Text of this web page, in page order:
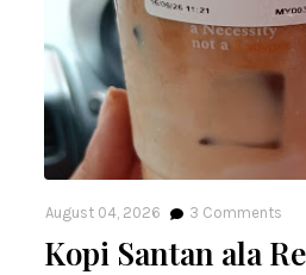
August 04, 2026 3 Comments
Kopi Santan ala